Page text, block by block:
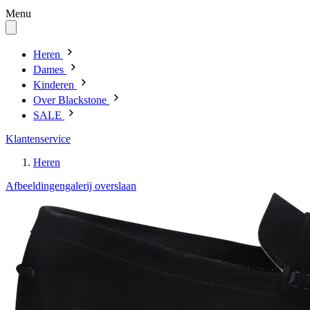
Menu
Heren
Dames
Kinderen
Over Blackstone
SALE
Klantenservice
Heren
Afbeeldingengalerij overslaan